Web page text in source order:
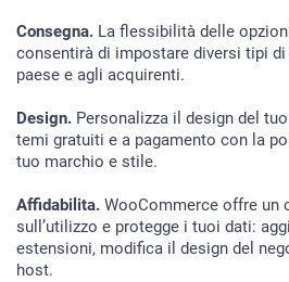
Consegna. La flessibilità delle
consentirà di impostare diversi tipi di
paese e agli acquirenti.
Design. Personalizza il design del
temi gratuiti e a pagamento con la
tuo marchio e stile.
Affidabilita. WooCommerce offre un
sull’utilizzo e protegge i tuoi dati:
estensioni, modifica il design del
host.
PORTFOLIO
BRIEFS
CONTATTI